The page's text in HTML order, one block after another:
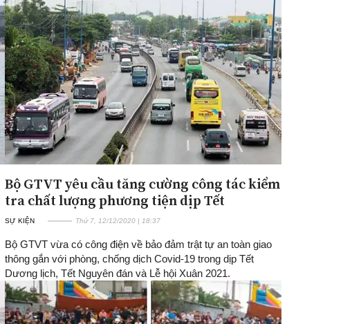
Đăng ký tin tức mới
Bộ GTVT yêu cầu tăng cường công tác kiểm
tra chất lượng phương tiện dịp Tết
SỰ KIỆN Thứ 7, 12/12/2020 | 18:37
Bộ GTVT vừa có công điện về bảo đảm trật tự an toàn giao
thông gắn với phòng, chống dịch Covid-19 trong dịp Tết
Dương lịch, Tết Nguyên đán và Lễ hội Xuân 2021.